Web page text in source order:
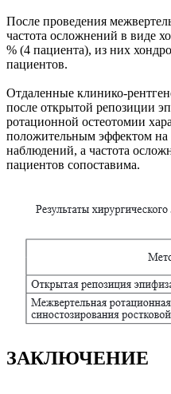
После проведения
частота осложнений в виде
% (4 пациента), из них
пациентов.
Отдаленные клинико-
после открытой репозиции
ротационной остеотомии
положительным эффектом на
наблюдений, а частота
пациентов сопоставима.
ЗАКЛЮЧЕНИЕ